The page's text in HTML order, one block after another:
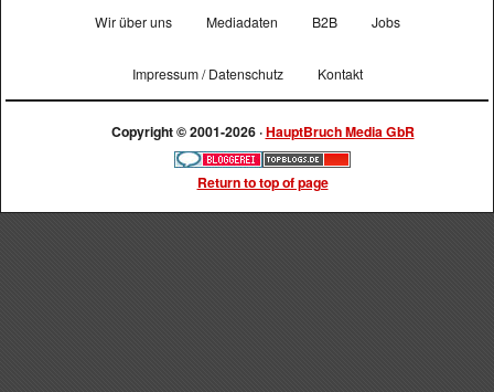
Wir über uns Mediadaten B2B Jobs
Impressum / Datenschutz Kontakt
Copyright © 2001-2026 ·HauptBruch Media GbR
Return to top of page